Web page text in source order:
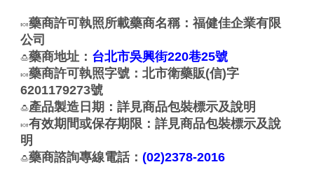
🍬藥商許可執照所載藥商名稱：福健佳企業有限
公司
🍮藥商地址： 台北市吳興街220巷25號
🍬藥商許可執照字號：北市衛藥販(信)字
6201179273號
🍮產品製造日期：詳見商品包裝標示及說明
🍬有效期間或保存期限：詳見商品包裝標示及說
明
🍮藥商諮詢專線電話：(02)2378-2016